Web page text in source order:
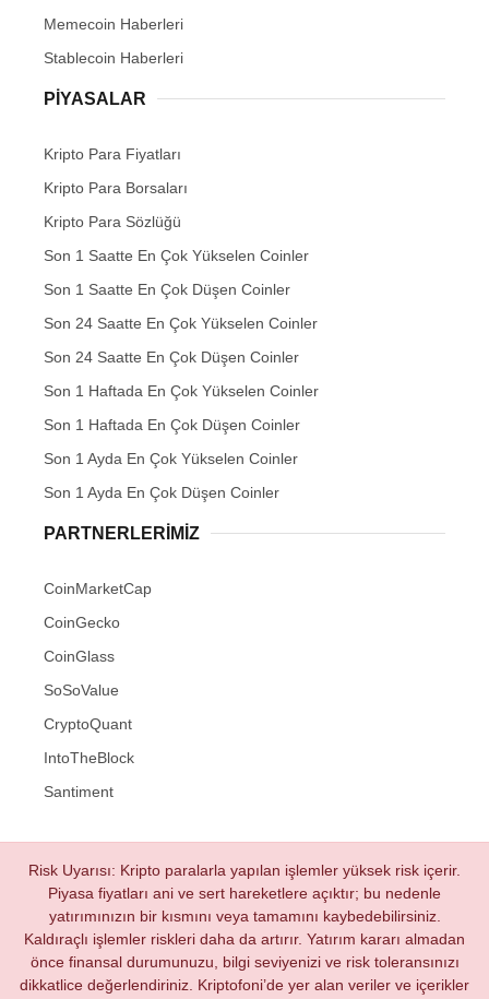
Memecoin Haberleri
Stablecoin Haberleri
PIYASALAR
Kripto Para Fiyatları
Kripto Para Borsaları
Kripto Para Sözlüğü
Son 1 Saatte En Çok Yükselen Coinler
Son 1 Saatte En Çok Düşen Coinler
Son 24 Saatte En Çok Yükselen Coinler
Son 24 Saatte En Çok Düşen Coinler
Son 1 Haftada En Çok Yükselen Coinler
Son 1 Haftada En Çok Düşen Coinler
Son 1 Ayda En Çok Yükselen Coinler
Son 1 Ayda En Çok Düşen Coinler
PARTNERLERIMIZ
CoinMarketCap
CoinGecko
CoinGlass
SoSoValue
CryptoQuant
IntoTheBlock
Santiment
Risk Uyarısı: Kripto paralarla yapılan işlemler yüksek risk içerir.
Piyasa fiyatları ani ve sert hareketlere açıktır; bu nedenle
yatırımınızın bir kısmını veya tamamını kaybedebilirsiniz.
Kaldıraçlı işlemler riskleri daha da artırır. Yatırım kararı almadan
önce finansal durumunuzu, bilgi seviyenizi ve risk toleransınızı
dikkatlice değerlendiriniz. Kriptofoni’de yer alan veriler ve içerikler